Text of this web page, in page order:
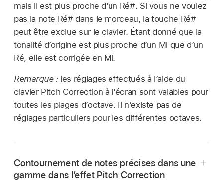
mais il est plus proche d’un Ré#. Si vous ne voulez
pas la note Ré# dans le morceau, la touche Ré#
peut être exclue sur le clavier. Étant donné que la
tonalité d’origine est plus proche d’un Mi que d’un
Ré, elle est corrigée en Mi.
Remarque : les réglages effectués à l’aide du
clavier Pitch Correction à l’écran sont valables pour
toutes les plages d’octave. Il n’existe pas de
réglages particuliers pour les différentes octaves.
Contournement de notes précises dans une
gamme dans l’effet Pitch Correction